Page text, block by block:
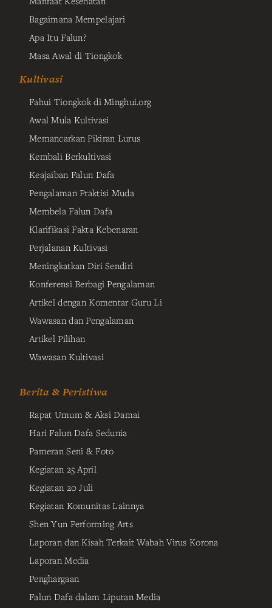
Bagaimana Mempelajari
Apa Itu Falun?
Masa Awal di Tiongkok
Kultivasi
Fahui Tiongkok di Minghui.org
Awal Mula Kultivasi
Memancarkan Pikiran Lurus
Kembali Berkultivasi
Keajaiban Falun Dafa
Pengalaman Praktisi Muda
Membela Falun Dafa
Klarifikasi Fakta Kebenaran
Perjalanan Kultivasi
Meningkatkan Diri Sendiri
Konferensi Berbagi Pengalaman
Artikel dengan Komentar Guru Li
Wawasan dan Pengalaman
Artikel Pilihan
Wawasan Kultivasi
Berita & Peristiwa
Rapat Umum & Aksi Damai
Hari Falun Dafa Sedunia
Pameran Seni & Foto
Kegiatan 25 April
Kegiatan 20 Juli
Kegiatan Komunitas Lainnya
Shen Yun Performing Arts
Laporan dan Kisah Terkait Wabah Virus Korona
Laporan Media
Penghargaan
Falun Dafa dalam Liputan Media